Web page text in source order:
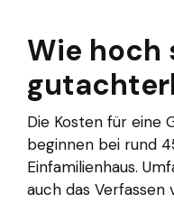
Wie hoch
Die Kosten für eine
beginnen bei rund
Einfamilienhaus.
auch das